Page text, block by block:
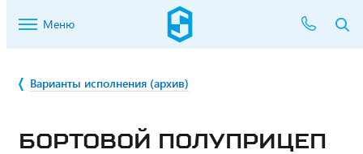
Меню
Варианты исполнения (архив)
БОРТОВОЙ ПОЛУПРИЦЕП